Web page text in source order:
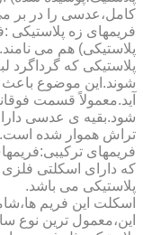
کامل،عدسی را در بر می
فریمهای زه پلاستیکی
پلاستیکی) هم می
پلاستیکی که گرداگرد
شوند.این موضوع
آید.معمولاً قسمت
شود.بقیه ی عدسی
تراش هموار شده است.
فریمهای
که دارای اسکلتی
پلاستیکی می باشد.
اسکلت این فریم
این،معمول ترین نوع